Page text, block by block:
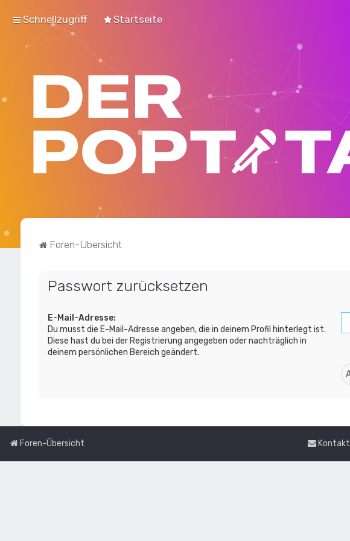
Schnellzugriff Startseite
Foren-Übersicht
Passwort zurücksetzen
E-Mail-Adresse:
Du musst die E-Mail-Adresse angeben, die in deinem Profil hinterlegt ist.
Diese hast du bei der Registrierung angegeben oder nachträglich in
deinem persönlichen Bereich geändert.
Foren-Übersicht Kontakt